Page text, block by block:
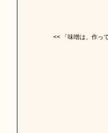
<< 「味噌は、作っ